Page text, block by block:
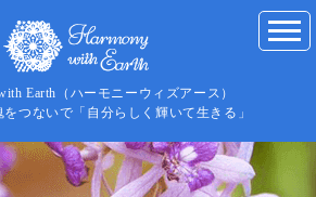
Earth（ハーモニーウィズアース）
つないで「自分らしく輝いて生きる」